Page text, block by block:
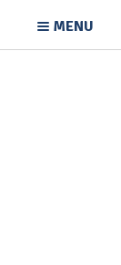
MENU